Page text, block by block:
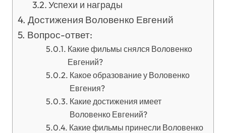
Успехи и награды
Достижения Воловенко Евгений
Вопрос-ответ:
Какие фильмы снялся Воловенко
Евгений?
Какое образование у Воловенко
Евгения?
Какие достижения имеет
Воловенко Евгений?
Какие фильмы принесли Воловенко